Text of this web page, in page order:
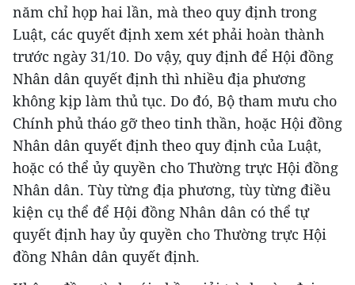
năm chỉ họp hai lần, mà theo quy định trong
Luật, các quyết định xem xét phải hoàn thành
trước ngày 31/10. Do vậy, quy định để Hội đồng
Nhân dân quyết định thì nhiều địa phương
không kịp làm thủ tục. Do đó, Bộ tham mưu cho
Chính phủ tháo gỡ theo tinh thần, hoặc Hội đồng
Nhân dân quyết định theo quy định của Luật,
hoặc có thể ủy quyền cho Thường trực Hội đồng
Nhân dân. Tùy từng địa phương, tùy từng điều
kiện cụ thể để Hội đồng Nhân dân có thể tự
quyết định hay ủy quyền cho Thường trực Hội
đồng Nhân dân quyết định.